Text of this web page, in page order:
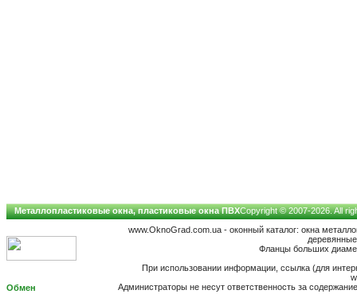
Металлопластиковые окна, пластиковые окна ПВХCopyright © 2007-2026. All
www.OknoGrad.com.ua - оконный каталог: окна
Фланцы больших
При использовании информации, ссылка (для
Администраторы не несут ответственность за
Обмен